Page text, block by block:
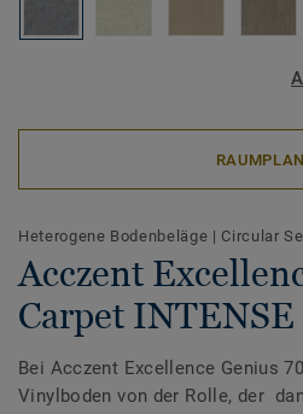
Heterogene Bodenbeläge | Circular
Acczent
Carpet
Bei Acczent Excellence Genius
Vinylboden von der Rolle, der